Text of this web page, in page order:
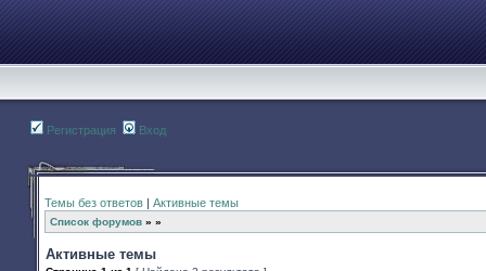
Регистрация Вход
Темы без ответов | Активные темы
Список форумов » »
Активные темы